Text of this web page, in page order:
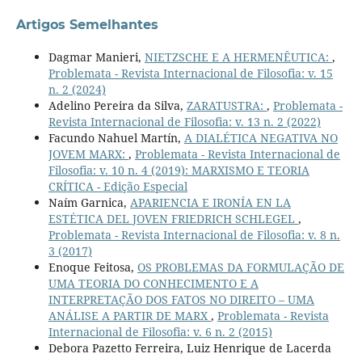
Artigos Semelhantes
Dagmar Manieri, NIETZSCHE E A HERMENÊUTICA: ,
Problemata - Revista Internacional de Filosofia: v. 15
n. 2 (2024)
Adelino Pereira da Silva, ZARATUSTRA: , Problemata -
Revista Internacional de Filosofia: v. 13 n. 2 (2022)
Facundo Nahuel Martín, A DIALÉTICA NEGATIVA NO
JOVEM MARX: , Problemata - Revista Internacional de
Filosofia: v. 10 n. 4 (2019): MARXISMO E TEORIA
CRÍTICA - Edição Especial
Naím Garnica, APARIENCIA E IRONÍA EN LA
ESTÉTICA DEL JOVEN FRIEDRICH SCHLEGEL ,
Problemata - Revista Internacional de Filosofia: v. 8 n.
3 (2017)
Enoque Feitosa, OS PROBLEMAS DA FORMULAÇÃO DE
UMA TEORIA DO CONHECIMENTO E A
INTERPRETAÇÃO DOS FATOS NO DIREITO – UMA
ANÁLISE A PARTIR DE MARX , Problemata - Revista
Internacional de Filosofia: v. 6 n. 2 (2015)
Debora Pazetto Ferreira, Luiz Henrique de Lacerda